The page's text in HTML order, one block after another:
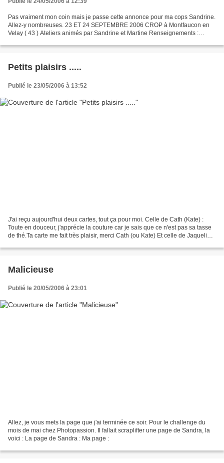
Pas vraiment mon coin mais je passe cette annonce pour ma cops Sandrine.
Allez-y nombreuses. 23 ET 24 SEPTEMBRE 2006 CROP à Montfaucon en
Velay ( 43 ) Ateliers animés par Sandrine et Martine Renseignements :
Petits plaisirs .....
Publié le 23/05/2006 à 13:52
J'ai reçu aujourd'hui deux cartes, tout ça pour moi. Celle de Cath (Kate) :
Toute en douceur, j'apprécie la couture car je sais que ce n'est pas sa tasse
de thé.Ta carte me fait très plaisir, merci Cath (ou Kate) Et celle de Jaqueline
Malicieuse
Publié le 20/05/2006 à 23:01
Allez, je vous mets la page que j'ai terminée ce soir. Pour le challenge du
mois de mai chez Photopassion. Il fallait scraplifter une page de Sandra, la
voici : La page de Sandra : Ma page :